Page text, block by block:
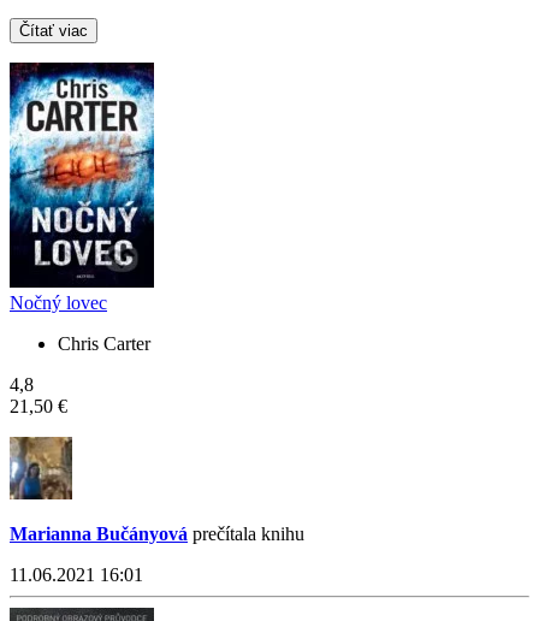
Čítať viac
Nočný lovec
Chris Carter
4,8
21,50 €
Marianna Bučányová prečítala knihu
11.06.2021 16:01